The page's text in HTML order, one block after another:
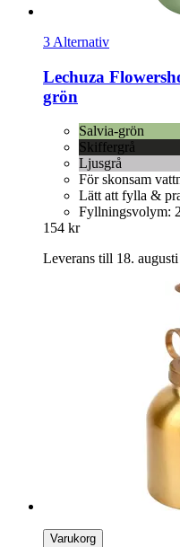
3 Alternativ
Lechuza
grön
Salvia-grön
Skiffergrå
Ljusgrå
För skonsam
Lätt att fylla &
Fyllningsvolym:
154 kr
Leverans till 18. augusti
Varukorg